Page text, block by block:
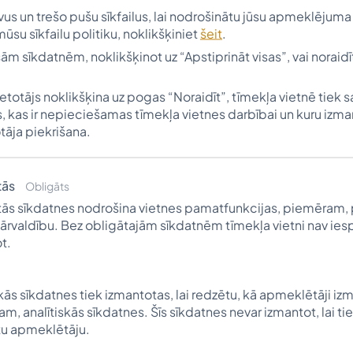
Avots - visitludza.lv
pilsētas un Kārsavas vidusskolas 11. un 12.klašu
pretendentam Vītolu fondā jāiesniedz
latgalīts”, darbā atspoguļojot latgaliešu valodas
izmantojot Antona Kūkoja vārdus "Byut
un trešo pušu sīkfailus, lai nodrošinātu jūsu
sīkfailu politiku, noklikšķiniet šeit
sīkdatnēm, noklikšķinot uz “Apstiprināt visas”, vai
noklikšķina uz pogas “Noraidīt”, tīmekļa vietnē tiek
kas ir nepieciešamas tīmekļa vietnes darbībai un kuru
piekrišana.
Obligāts
sīkdatnes nodrošina vietnes pamatfunkcijas, piemēram,
Bez obligātajām sīkdatnēm tīmekļa vietni nav
sīkdatnes tiek izmantotas, lai redzētu, kā apmeklētāji
analītiskās sīkdatnes. Šīs sīkdatnes nevar izmantot, lai
apmeklētāju.